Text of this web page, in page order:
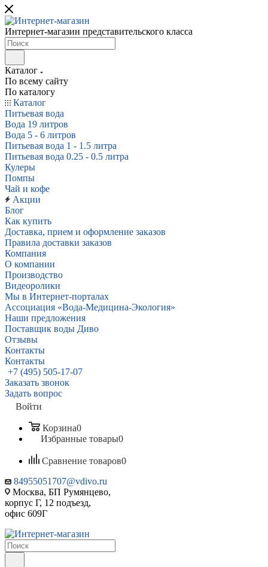
Интернет-магазин представительского класса
Каталог
По всему сайту
По каталогу
Каталог
Питьевая вода
Вода 19 литров
Вода 5 - 6 литров
Питьевая вода 1 - 1.5 литра
Питьевая вода 0.25 - 0.5 литра
Кулеры
Помпы
Чай и кофе
Акции
Блог
Как купить
Доставка, прием и оформление заказов
Правила доставки заказов
Компания
О компании
Производство
Видеоролики
Мы в Интернет-порталах
Ассоциация «Вода-Медицина-Экология»
Наши предложения
Поставщик воды Диво
Отзывы
Контакты
Контакты
+7 (495) 505-17-07
Заказать звонок
Задать вопрос
Войти
Корзина0
Избранные товары0
Сравнение товаров0
84955051707@vdivo.ru
Москва, БП Румянцево,
корпус Г, 12 подъезд,
офис 609Г